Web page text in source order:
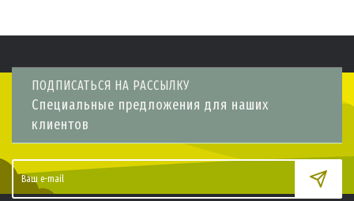
ПОДПИСАТЬСЯ НА РАССЫЛКУ
Специальные предложения для наших
клиентов